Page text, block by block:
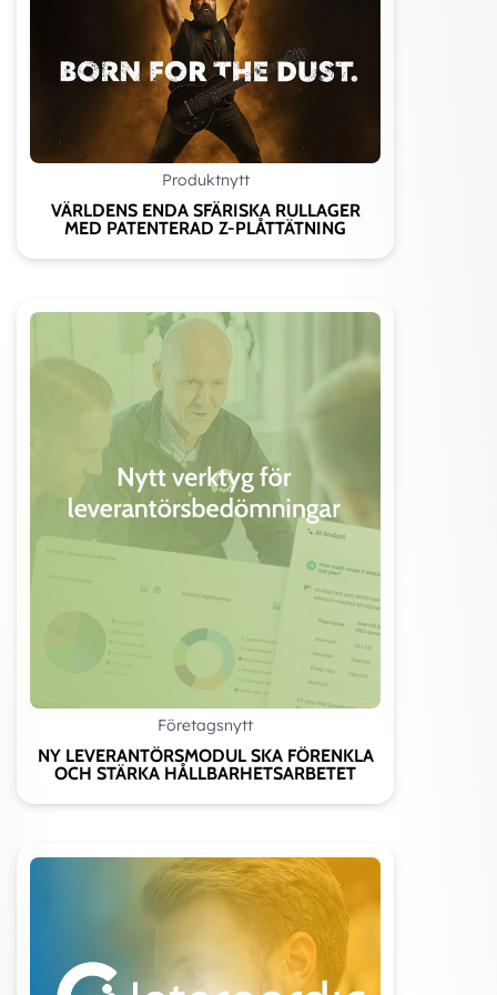
Produktnytt
VÄRLDENS ENDA SFÄRISKA RULLAGER
MED PATENTERAD Z-PLÅTTÄTNING
Företagsnytt
NY LEVERANTÖRSMODUL SKA FÖRENKLA
OCH STÄRKA HÅLLBARHETSARBETET